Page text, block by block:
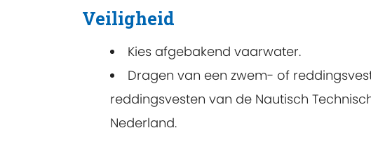
Veiligheid
Kies afgebakend vaarwater.
Dragen van een zwem- of
reddingsvesten van de Nautisch
Nederland.